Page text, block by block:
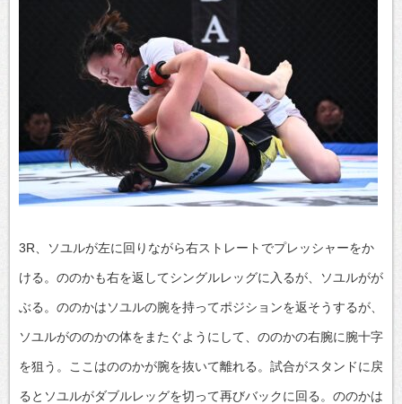
3R、ソユルが左に回りながら右ストレートでプレッシャーをか
ける。ののかも右を返してシングルレッグに入るが、ソユルがが
ぶる。ののかはソユルの腕を持ってポジションを返そうするが、
ソユルがののかの体をまたぐようにして、ののかの右腕に腕十字
を狙う。ここはののかが腕を抜いて離れる。試合がスタンドに戻
るとソユルがダブルレッグを切って再びバックに回る。ののかは